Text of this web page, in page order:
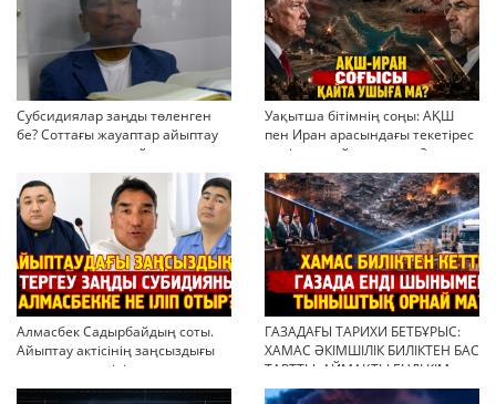
Субсидиялар заңды төленген
бе? Соттағы жауаптар айыптау
тұжырымдарын қайта қарауға
негіз бола ала ма?
Уақытша бітімнің соңы: АҚШ
пен Иран арасындағы текетірес
неліктен қайта ушықты?
Алмасбек Садырбайдың соты.
Айыптау актісінің заңсыздығы
мен қолдан өсірілген
миллиондар
ГАЗАДАҒЫ ТАРИХИ БЕТБҰРЫС:
ХАМАС ӘКІМШІЛІК БИЛІКТЕН БАС
ТАРТТЫ. АЙМАҚТЫ ЕНДІ КІМ
БАСҚАРАДЫ?